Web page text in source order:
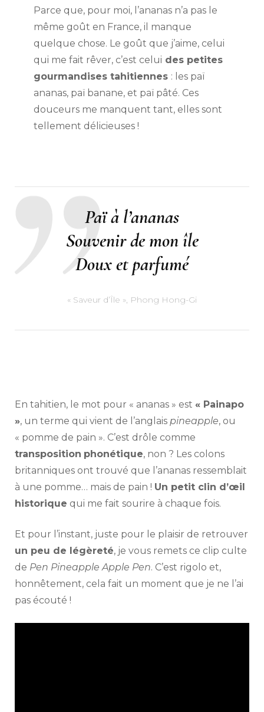
Parce que, pour moi, l’ananas n’a pas le
même goût en France, il manque
quelque chose. Le goût que j’aime, celui
qui me fait rêver, c’est celui des petites
gourmandises tahitiennes : les paï
ananas, paï banane, et paï pâté. Ces
douceurs me manquent tant, elles sont
tellement délicieuses !
Paï à l’ananas
Souvenir de mon île
Doux et parfumé
« Saveur d’Île », Phong Hong-Gi
En tahitien, le mot pour « ananas » est « Painapo
», un terme qui vient de l’anglais pineapple, ou
« pomme de pain ». C’est drôle comme
transposition phonétique, non ? Les colons
britanniques ont trouvé que l’ananas ressemblait
à une pomme… mais de pain ! Un petit clin d’œil
historique qui me fait sourire à chaque fois.
Et pour l’instant, juste pour le plaisir de retrouver
un peu de légèreté, je vous remets ce clip culte
de Pen Pineapple Apple Pen. C’est rigolo et,
honnêtement, cela fait un moment que je ne l’ai
pas écouté !